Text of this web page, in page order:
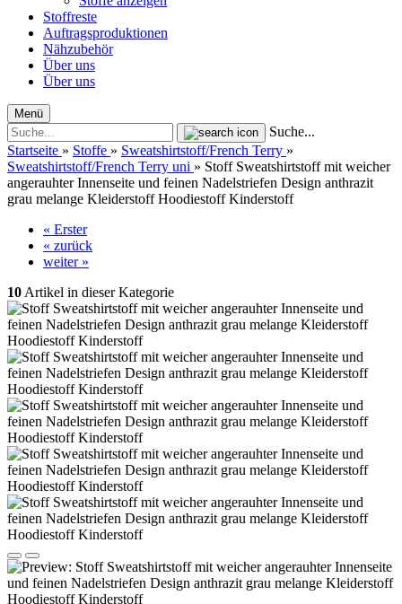
Stoffreste
Auftragsproduktionen
Nähzubehör
Über uns
Über uns
Menü
Suche...
Startseite » Stoffe » Sweatshirtstoff/French Terry »
Sweatshirtstoff/French Terry uni » Stoff Sweatshirtstoff mit weicher
angerauhter Innenseite und feinen Nadelstriefen Design anthrazit
grau melange Kleiderstoff Hoodiestoff Kinderstoff
« Erster
« zurück
weiter »
10 Artikel in dieser Kategorie